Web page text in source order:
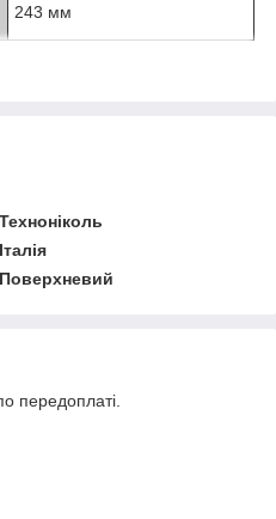
243 мм
Техноніколь
Італія
Поверхневий
передоплаті.